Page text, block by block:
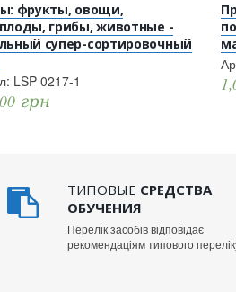
фрукты, овощи,
грибы, животные -
супер-сортировочный
LSP 0217-1
грн
ТИПОВЫЕ СРЕДСТВА
ОБУЧЕНИЯ
Перелік засобів відповідає
рекомендаціям типового